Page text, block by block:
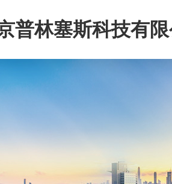
普林塞斯科技有